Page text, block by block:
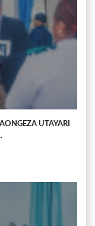
UTAYARI